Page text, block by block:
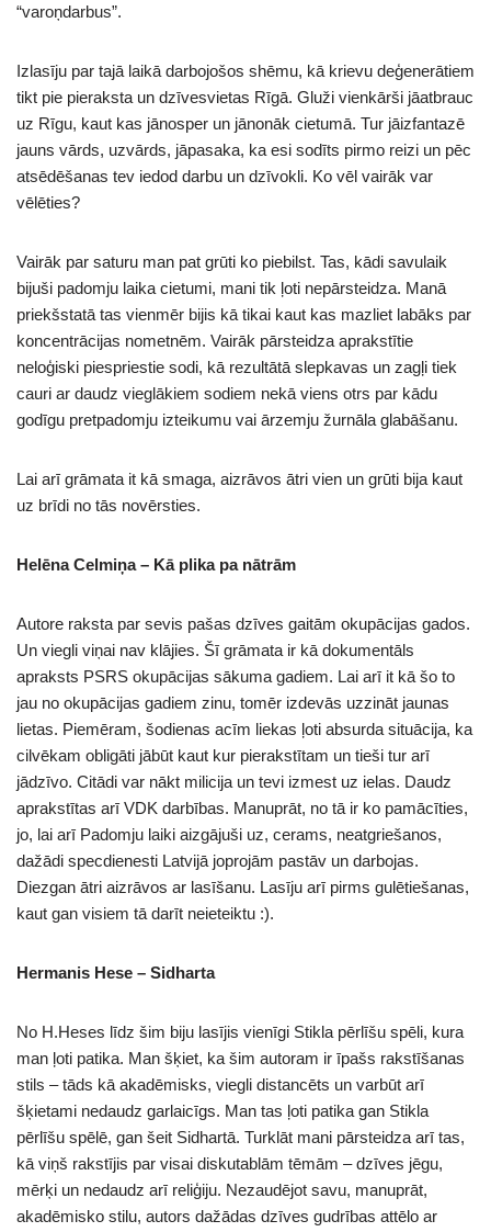
“varoņdarbus”.
Izlasīju par tajā laikā darbojošos shēmu, kā krievu deģenerātiem
tikt pie pieraksta un dzīvesvietas Rīgā. Gluži vienkārši jāatbrauc
uz Rīgu, kaut kas jānosper un jānonāk cietumā. Tur jāizfantazē
jauns vārds, uzvārds, jāpasaka, ka esi sodīts pirmo reizi un pēc
atsēdēšanas tev iedod darbu un dzīvokli. Ko vēl vairāk var
vēlēties?
Vairāk par saturu man pat grūti ko piebilst. Tas, kādi savulaik
bijuši padomju laika cietumi, mani tik ļoti nepārsteidza. Manā
priekšstatā tas vienmēr bijis kā tikai kaut kas mazliet labāks par
koncentrācijas nometnēm. Vairāk pārsteidza aprakstītie
neloģiski piespriestie sodi, kā rezultātā slepkavas un zagļi tiek
cauri ar daudz vieglākiem sodiem nekā viens otrs par kādu
godīgu pretpadomju izteikumu vai ārzemju žurnāla glabāšanu.
Lai arī grāmata it kā smaga, aizrāvos ātri vien un grūti bija kaut
uz brīdi no tās novērsties.
Helēna Celmiņa – Kā plika pa nātrām
Autore raksta par sevis pašas dzīves gaitām okupācijas gados.
Un viegli viņai nav klājies. Šī grāmata ir kā dokumentāls
apraksts PSRS okupācijas sākuma gadiem. Lai arī it kā šo to
jau no okupācijas gadiem zinu, tomēr izdevās uzzināt jaunas
lietas. Piemēram, šodienas acīm liekas ļoti absurda situācija, ka
cilvēkam obligāti jābūt kaut kur pierakstītam un tieši tur arī
jādzīvo. Citādi var nākt milicija un tevi izmest uz ielas. Daudz
aprakstītas arī VDK darbības. Manuprāt, no tā ir ko pamācīties,
jo, lai arī Padomju laiki aizgājuši uz, cerams, neatgriešanos,
dažādi specdienesti Latvijā joprojām pastāv un darbojas.
Diezgan ātri aizrāvos ar lasīšanu. Lasīju arī pirms gulētiešanas,
kaut gan visiem tā darīt neieteiktu :).
Hermanis Hese – Sidharta
No H.Heses līdz šim biju lasījis vienīgi Stikla pērlīšu spēli, kura
man ļoti patika. Man šķiet, ka šim autoram ir īpašs rakstīšanas
stils – tāds kā akadēmisks, viegli distancēts un varbūt arī
šķietami nedaudz garlaicīgs. Man tas ļoti patika gan Stikla
pērlīšu spēlē, gan šeit Sidhartā. Turklāt mani pārsteidza arī tas,
kā viņš rakstījis par visai diskutablām tēmām – dzīves jēgu,
mērķi un nedaudz arī reliģiju. Nezaudējot savu, manuprāt,
akadēmisko stilu, autors dažādas dzīves gudrības attēlo ar